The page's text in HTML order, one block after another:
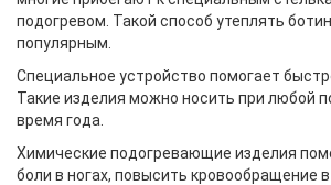
подогревом. Такой способ утеплять
популярным.
Специальное устройство помогает
Такие изделия можно носить при любой
время года.
Химические подогревающие изделия
боли в ногах, повысить кровообращение